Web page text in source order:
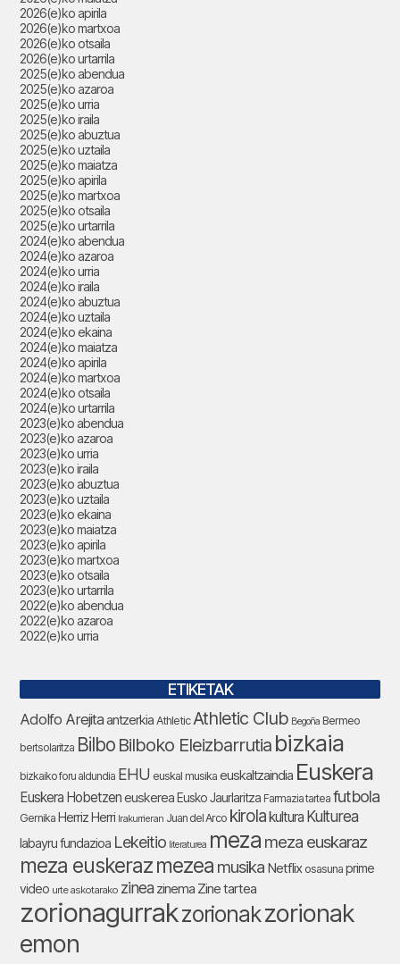
2026(e)ko apirila
2026(e)ko martxoa
2026(e)ko otsaila
2026(e)ko urtarrila
2025(e)ko abendua
2025(e)ko azaroa
2025(e)ko urria
2025(e)ko iraila
2025(e)ko abuztua
2025(e)ko uztaila
2025(e)ko maiatza
2025(e)ko apirila
2025(e)ko martxoa
2025(e)ko otsaila
2025(e)ko urtarrila
2024(e)ko abendua
2024(e)ko azaroa
2024(e)ko urria
2024(e)ko iraila
2024(e)ko abuztua
2024(e)ko uztaila
2024(e)ko ekaina
2024(e)ko maiatza
2024(e)ko apirila
2024(e)ko martxoa
2024(e)ko otsaila
2024(e)ko urtarrila
2023(e)ko abendua
2023(e)ko azaroa
2023(e)ko urria
2023(e)ko iraila
2023(e)ko abuztua
2023(e)ko uztaila
2023(e)ko ekaina
2023(e)ko maiatza
2023(e)ko apirila
2023(e)ko martxoa
2023(e)ko otsaila
2023(e)ko urtarrila
2022(e)ko abendua
2022(e)ko azaroa
2022(e)ko urria
ETIKETAK
Adolfo Arejitaantzerkia Athletic Athletic Club Begoña Bermeo
bertsolaritza Bilbo Bilboko Eleizbarrutia bizkaia
bizkaiko foru aldundia EHU euskal musika euskaltzaindia Euskera
Euskera Hobetzeneuskerea Eusko Jaurlaritza Farmazia tartea futbola
Gernika Herriz Herri Irakurrieran Juan del Arco kirolakultura Kulturea
labayru fundazioa Lekeitio literaturea meza meza euskaraz
meza euskerazmezea musika Netflix osasuna prime
video urte askotarako zinea zinema Zine tartea
zorionagurrakzorionakzorionak
emon